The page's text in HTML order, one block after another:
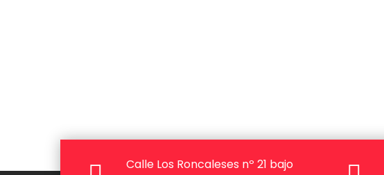
Calle Los Roncaleses nº 21 bajo